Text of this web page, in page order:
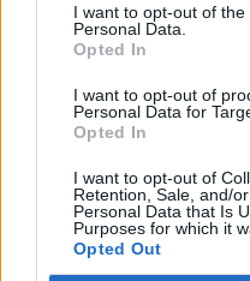
I want to opt-out of the
Personal Data.
Opted In
I want to opt-out of
Personal Data for
Opted In
I want to opt-out of
Retention, Sale, and/
Personal Data that Is
Purposes for which it
Opted Out
E L U
U R E
E
R E L
U
L E V